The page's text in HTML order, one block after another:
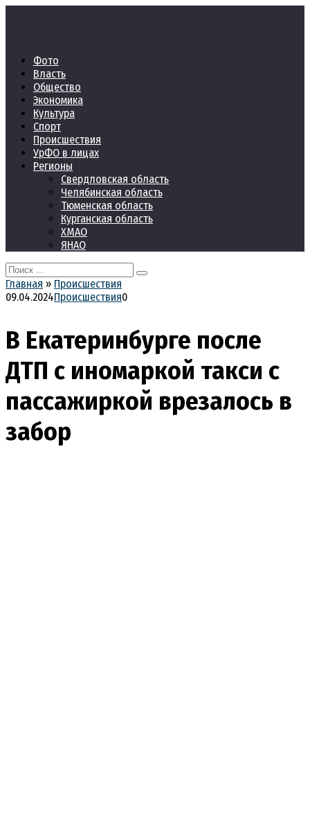
Фото
Власть
Общество
Экономика
Культура
Спорт
Происшествия
УрФО в лицах
Регионы
Свердловская область
Челябинская область
Тюменская область
Курганская область
ХМАО
ЯНАО
Search
for:
Главная » Происшествия
09.04.2024Происшествия0
В Екатеринбурге после
ДТП с иномаркой такси с
пассажиркой врезалось в
забор